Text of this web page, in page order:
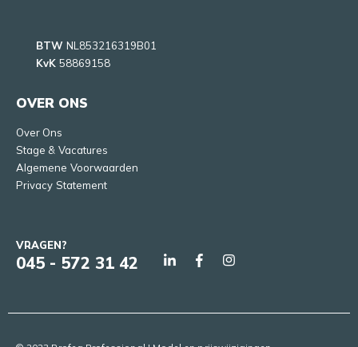
BTW NL853216319B01
KvK 58869158
OVER ONS
Over Ons
Stage & Vacatures
Algemene Voorwaarden
Privacy Statement
VRAGEN?
045 - 572 31 42